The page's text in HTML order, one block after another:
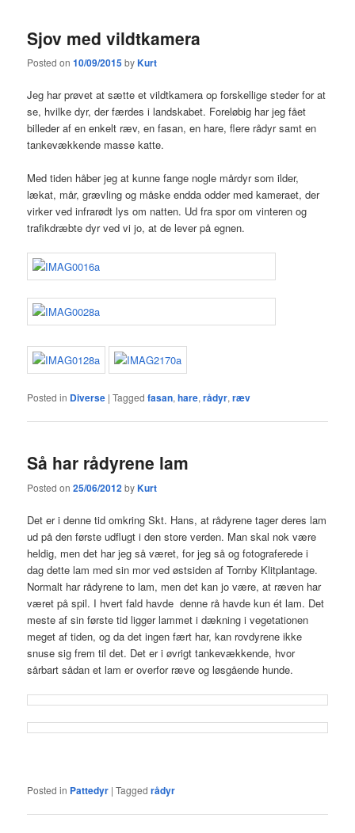
Sjov med vildtkamera
Posted on10/09/2015byKurt
Jeg har prøvet at sætte et vildtkamera op forskellige steder for at
se, hvilke dyr, der færdes i landskabet. Foreløbig har jeg fået
billeder af en enkelt ræv, en fasan, en hare, flere rådyr samt en
tankevækkende masse katte.
Med tiden håber jeg at kunne fange nogle mårdyr som ilder,
lækat, mår, grævling og måske endda odder med kameraet, der
virker ved infrarødt lys om natten. Ud fra spor om vinteren og
trafikdræbte dyr ved vi jo, at de lever på egnen.
Posted in Diverse |Tagged fasan,hare,rådyr,ræv
Så har rådyrene lam
Posted on25/06/2012byKurt
Det er i denne tid omkring Skt. Hans, at rådyrene tager deres lam
ud på den første udflugt i den store verden. Man skal nok være
heldig, men det har jeg så været, for jeg så og fotograferede i
dag dette lam med sin mor ved østsiden af Tornby Klitplantage.
Normalt har rådyrene to lam, men det kan jo være, at ræven har
været på spil. I hvert fald havde denne rå havde kun ét lam. Det
meste af sin første tid ligger lammet i dækning i vegetationen
meget af tiden, og da det ingen fært har, kan rovdyrene ikke
snuse sig frem til det. Det er i øvrigt tankevækkende, hvor
sårbart sådan et lam er overfor ræve og løsgående hunde.
Posted in Pattedyr |Tagged rådyr